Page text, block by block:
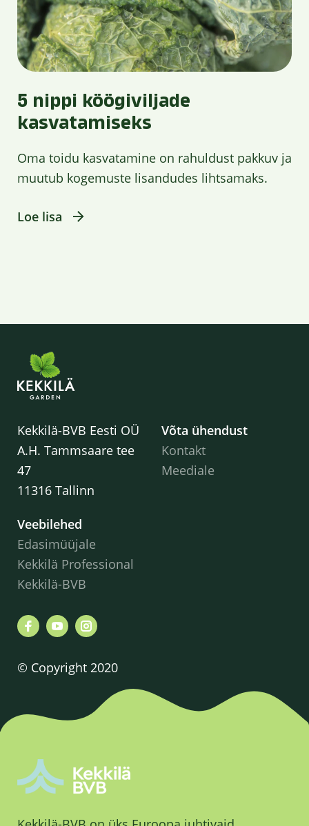
5 nippi köögiviljade
kasvatamiseks
Oma toidu kasvatamine on rahuldust pakkuv ja
muutub kogemuste lisandudes lihtsamaks.
Loe lisa
Kekkilä-BVB Eesti OÜ
A.H. Tammsaare tee
47
11316 Tallinn
Võta ühendust
Kontakt
Meediale
Veebilehed
Edasimüüjale
Kekkilä Professional
Kekkilä-BVB
© Copyright 2020